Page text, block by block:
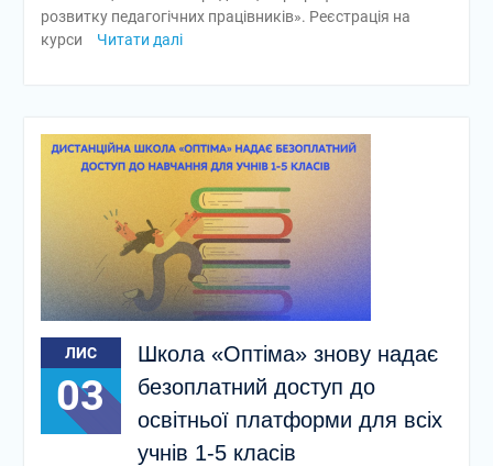
розвитку педагогічних працівників». Реєстрація на
курси
Читати далі
ЛИС
03
Школа «Оптіма» знову надає
безоплатний доступ до
освітньої платформи для всіх
учнів 1-5 класів